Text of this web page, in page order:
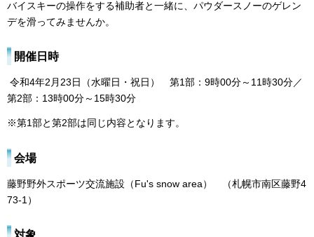
バイスキーの操作をする補助者と一緒に、パウダースノーのゲレン
デを滑ってみませんか。
開催日時
令和4年2月23日（水曜日・祝日） 第1部：9時00分～11時30分／
第2部：13時00分～15時30分
※第1部と第2部は同じ内容となります。
会場
藤野野外スポーツ交流施設（Fu's snow area） （札幌市南区藤野4
73-1）
対象